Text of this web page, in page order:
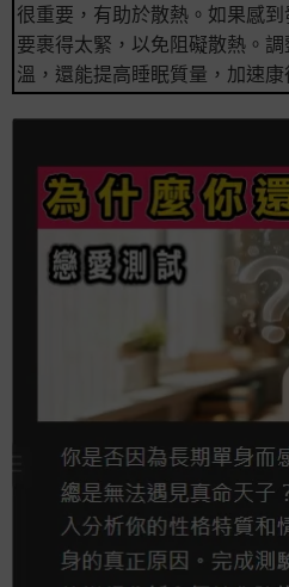
很重要，有助於散熱。如果感
要裹得太緊，以免阻礙散熱。
溫，還能提高睡眠質量，加速康